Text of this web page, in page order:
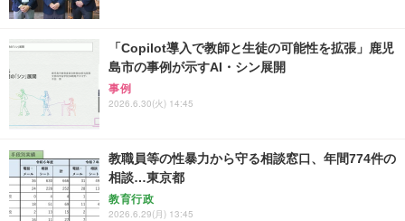
「Copilot導入で教師と生徒の可能性を拡張」鹿児
島市の事例が示すAI・シン展開
事例
2026.6.30(火) 14:45
教職員等の性暴力から守る相談窓口、年間774件の
相談…東京都
教育行政
2026.6.29(月) 13:45